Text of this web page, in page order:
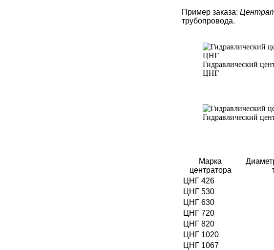
Пример заказа:
трубопровода.
Гидравлический
ЦНГ
Гидравлический
Марка
центратора
ЦНГ 426
ЦНГ 530
ЦНГ 630
ЦНГ 720
ЦНГ 820
ЦНГ 1020
ЦНГ 1067